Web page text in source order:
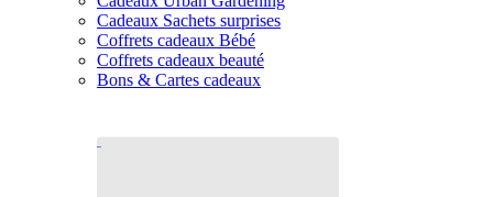
Cadeaux Sachets surprises
Coffrets cadeaux Bébé
Coffrets cadeaux beauté
Bons & Cartes cadeaux